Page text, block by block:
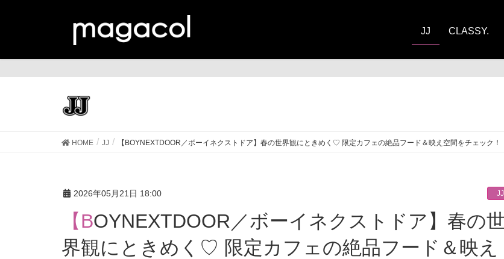
JJ CLASSY.
HOME JJ 【BOYNEXTDOOR／ボーイネクストドア】春の世界観にときめく♡ 限定カフェの絶品フード＆映え空間をチェック！
2026年05月21日 18:00 JJ
【BOYNEXTDOOR／ボーイネクストドア】春の世
界観にときめく♡ 限定カフェの絶品フード＆映え